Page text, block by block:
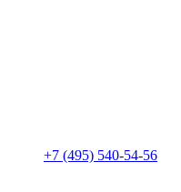
+7 (495) 540-54-56